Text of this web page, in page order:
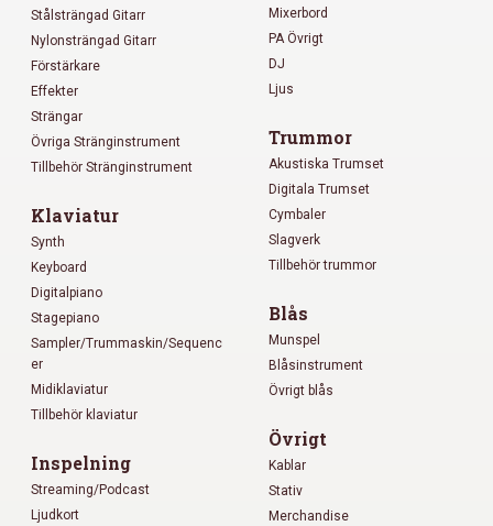
Stålsträngad Gitarr
Nylonsträngad Gitarr
Förstärkare
Effekter
Strängar
Övriga Stränginstrument
Tillbehör Stränginstrument
Klaviatur
Synth
Keyboard
Digitalpiano
Stagepiano
Sampler/Trummaskin/Sequenc
er
Midiklaviatur
Tillbehör klaviatur
Inspelning
Streaming/Podcast
Ljudkort
Mixerbord
PA Övrigt
DJ
Ljus
Trummor
Akustiska Trumset
Digitala Trumset
Cymbaler
Slagverk
Tillbehör trummor
Blås
Munspel
Blåsinstrument
Övrigt blås
Övrigt
Kablar
Stativ
Merchandise